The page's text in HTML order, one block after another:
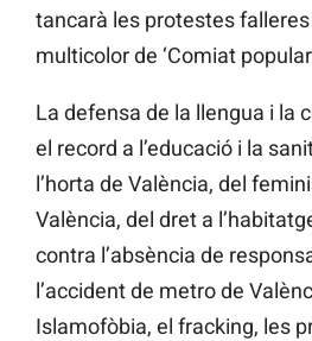
tancarà les protestes
multicolor de ‘Comiat
La defensa de la llengua i la
el record a l’educació i la
l’horta de València, del
València, del dret a
contra l’absència de
l’accident de metro de
Islamofòbia, el fracking, les